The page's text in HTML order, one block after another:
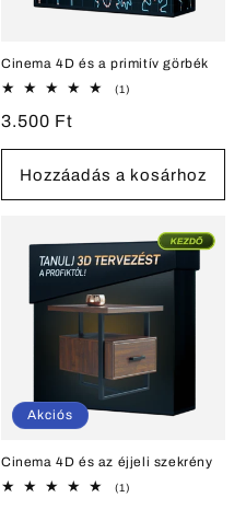
Cinema 4D és a primitív görbék
(1)
Normál
ár
3.500 Ft
Hozzáadás a kosárhoz
Akciós
Cinema 4D és az éjjeli szekrény
(1)